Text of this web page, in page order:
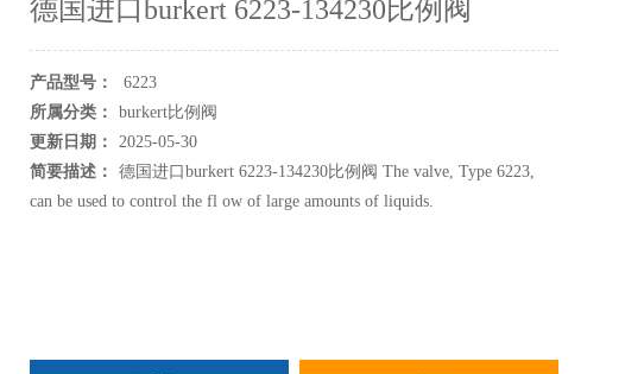
德国进口burkert 6223-134230比例阀
产品型号：
6223
所属分类：
burkert比例阀
更新日期：
2025-05-30
简要描述：
德国进口burkert 6223-134230比例阀 The valve, Type 6223,
can be used to control the fl ow of large amounts of liquids.